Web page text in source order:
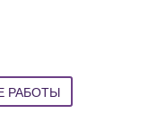
РАБОТЫ